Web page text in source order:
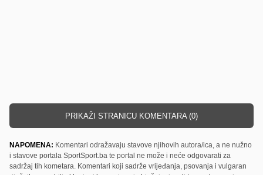
PRIKAŽI STRANICU KOMENTARA (0)
NAPOMENA: Komentari odražavaju stavove njihovih autora/ica, a ne nužno
i stavove portala SportSport.ba te portal ne može i neće odgovarati za
sadržaj tih kometara. Komentari koji sadrže vrijeđanja, psovanja i vulgaran